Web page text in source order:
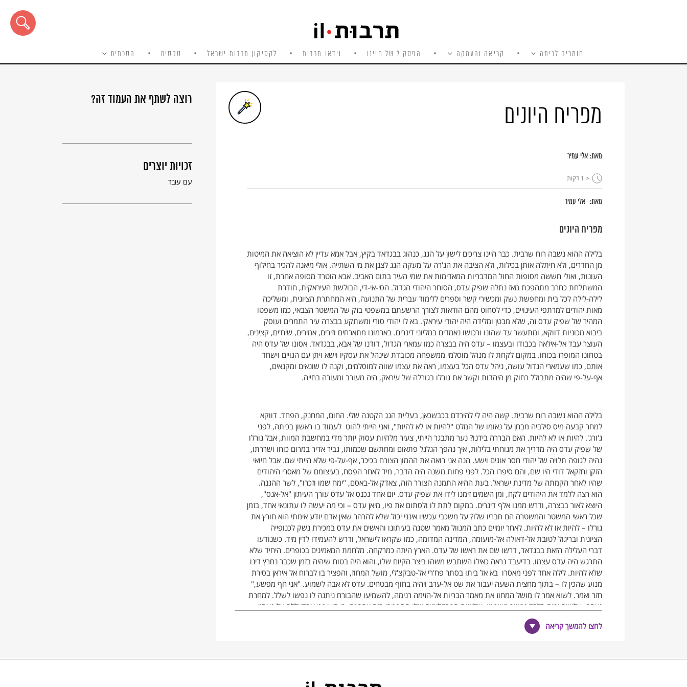
חומרים לכיתה קריאה והעמקה הפסקול של חיינו וידאו תרבות לקסיקון תרבות ישראל טקסים הסכתים
מפריח היונים
מאת:אלי עמיר
< 1 דקות
מאת: אלי עמיר
מפריח היונים
בלילה ההוא נשבה רוח שרבית. כבר היינו צריכים לישון על הגג, כנהוג בבגדאד בקיץ, אבל אמא עדיין לא הוציאה את המיטות
מן החדרים, ולא חיתלה אותן בכילות, ולא הציבה את הג'רה על מעקה הגג לצנן את מי השתייה. אולי מיאנה להכיר בחילוף
העונות, ואולי חששה מסופות החול המדבריות המאדימות את שמי העיר בתום האביב. אבא הוטרד מסופה אחרת, זו
המשתלחת כחרב מתהפכת מאז נתלה שפיק עדס, הסוחר היהודי הגדול. הסי-אי-די, הבולשת העיראקית, חודרת
לילה-לילה לכל בית ומחפשת נשק ומכשירי קשר וספרים ללימוד עברית של התנועה, היא המחתרת הציונית, ומשליכה
מאות יהודים למרתפי העינויים, כדי לסחוט מהם הודאות לצורך הרשעתם במשפטי בזק של המשטר הצבאי, כמו משפטו
המהיר של שפיק עדס זה, שלא מבטן ומלידה היה יהודי עיראקי. בא לו יהודי סורי ומשתקע בבצרה עיר התמרים ועוסק
ביבוא מכוניות דווקא, ומתעשר עד שהונו ורכושו נאמדים במליוני דינרים. בארמונו מתארחים וזירים, אמירים, שיח'ים, קצינים,
העוצר עבד אל-אילאה בכבודו ובעצמו – עדס היה בבצרה כמו עמארי הגדול, דודנו של אבא, בבגדאד. אסונו של עדס היה
בטחונו המופרז בכוחו. במקום לקחת לו מנהל מוסלמי ממשפחה מכובדת שינהל את עסקיו וישא ויתן עם הגויים וישחד
אותם, כמו שעמארי הגדול עושה, ניהל עדס הכל בעצמו, ראה את עצמו שווה למוסלמים, וקנה לו שונאים ומקנאים,
אף-על-פי שהיה מתבולל רחוק מן היהדות וקשר את גורלו בגורלה של עיראק, היה מעורב ומעורה בחייה.
בלילה ההוא נשבה רוח שרבית. קשה היה לי להירדם בכבשכאן, בעליית הגג הקטנה שלי. החום, המחנק, הפחד. דווקא
למחר קבעה מיס סילביה מבחן על נאומו של המלט "להיות או לא להיות", ואני הייתי להוט לעמוד בו ראשון בכיתה, לפני
ג'ורג'. להיות או לא להיות. האם הבררה בידנו? נער מתבגר הייתי, צעיר מלהיות עסוק יותר מדי במחשבת המוות, אבל גורלו
של שפיק עדס היה מדריך את מנוחתי בלילות, איך נהפך הגלגל פתאום ומחתשם שכמותו, גביר אדיר במרום כוחו ושררתו,
נהיה לגופה תלויה של יהודי חסר אונים וישע. הנה אני רואה את ההמון הצורח בכיכר, אף-על-פי שלא הייתי שם. אבל חיואי
הזקן וחזקאל דודי היו שם, והם סיפרו הכל. לפני פחות משנה היה הדבר, מיד לאחר הפסח, בעיצומם של מאסרי היהודים
שהיו לאחר הקמתה של מדינת ישראל. בעת ההיא התמנה הצורר הזה, צאדק אל-באסם, "ימח שמו וזכרו", לשר ההגנה.
הוא רצה ללמד את היהודים לקח, ומן השמים זימנו לידו את שפיק עדס. יום אחד נכנס אל עדס עורך העיתון "אל-אנס",
היוצא לאור בבצרה, ודרש ממנו אלף דינרים. במקום לתת לו ולסתום את פיו, מיאן עדס – וכי מה יעשה לו עתונאי אחד, בזמן
שכל ראשי המשטר והמשטרה הם חבריו שלו? על משכבי עכשיו אינני יכול שלא להרהר שאין אדם יודע אימתי הוא חורץ את
גורלו – להיות או לא להיות. לאחר יומיים כתב המנוול מאמר שטנה בעיתונו והאשים את עדס במכירת נשק לכנופייה
הציונית ובריגול לטובת אל-דאולה אל-מזעומה, המדינה המדומה, כמו שקראו לישראל, ודרש להעמידו לדין מיד. כשנודעו
דברי העלילה הזאת בבגדאד, דרשו שם את ראשו של עדס. הארץ היתה כמרקחה. מלחמת המאמינים בכופרים. היחיד שלא
התרגש היה עדס עצמו. בדיעבד נראה כאילו השתבש משהו ביצר הקיום שלו, והוא היה בטוח שיהיה בזמן שכבר נחרץ דינו
שלא להיות. לילה אחד לפני מאסרו בא אל ביתו בסתר פח'רי אל-טבקצ'לי, מושל המחוז, והפציר בו לברוח אל איראן בסירת
מנוע שהכין לו – בתוך מחצית השעה יעבור את שט אל-ערב ויהיה בחוף מבטחים. עדס לא אבה לשמוע. "אני חף מפשע,"
חזר ואמר. לשוא אמר לו מושל המחוז את מאמר הבריות אל-הזימה רנימה, להשמיעו שהבורח ניתנה לו נפשו לשלל. למחרת
נאסר. שלושה ימים בלבד נמשך משפטו. שלושת הפרקליטים שלו התפטרו בזה אחר זה, כי השופט עבדאללה אל-נעסני,
קצין צבא שונא ישראל, "שתישבר מפרקתו", גזר את דינו לתלייה ולא ראה טעם לשמוע עדי הגנה. גזר-הדין נשלח במטוס
אל בגדאד. שר ההגנה, "יאבד מאור עיניו", חתם עליו מיד, אבל העוצר היסס שלושה ימים. ידידו של עדס היה, ומי כמוהו
צמנו והתפללנו עם כל היהודים כמצוות החכם באשי. בדרך ביקשתי לחנות באל-ג'פל, כדי להשתטח על קברו של חזקאל
התכוון לעשות זאת ממילא. בבצרה כבר היו 'רוצים את ראשון!' ולמחרת, אוי לעיניים, תלו אותו לפני ביתו. פעמיים תלו אותו,
לחצו להמשך קריאה
רוצה לשתף את העמוד זה?
זכויות יוצרים
עם עובד